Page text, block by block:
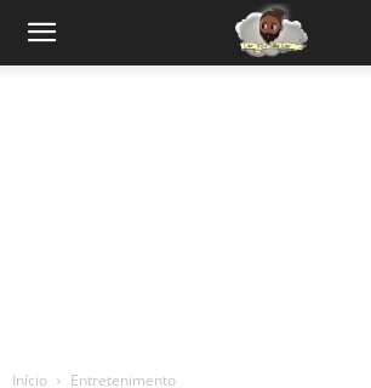
Início Entretenimento